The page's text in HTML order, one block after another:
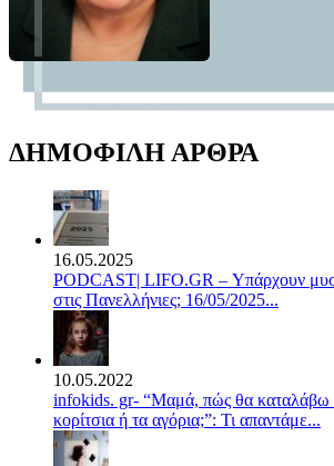
ΔΗΜΟΦΙΛΗ ΑΡΘΡΑ
16.05.2025
PODCAST| LIFO.GR – Υπάρχουν
στις Πανελλήνιες; 16/05/2025...
10.05.2022
infokids. gr- “Μαμά, πώς θα καταλάβω
κορίτσια ή τα αγόρια;”: Τι απαντάμε...